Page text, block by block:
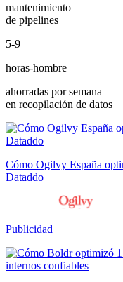
mantenimiento
de pipelines
5-9
horas-hombre
ahorradas por semana
en recopilación de datos
Cómo Ogilvy España
Dataddo
Publicidad